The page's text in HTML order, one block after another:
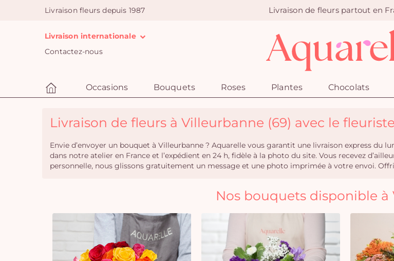
Livraison fleurs depuis 1987 Livraison de fleurs partout en
Livraison internationale
Contactez-nous
Occasions Bouquets Roses Plantes Chocolats
Livraison de fleurs à Villeurbanne (69) avec le
Envie d’envoyer un bouquet à Villeurbanne ? Aquarelle vous garantit une livraison express du
dans notre atelier en France et l’expédient en 24 h, fidèle à la photo du site. Vous recevez
personnelle, nous glissons gratuitement un message et une photo imprimée à votre envoi.
Nos bouquets disponible